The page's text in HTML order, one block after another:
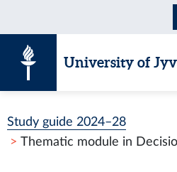
University of
Study guide 2024–28
Thematic module in